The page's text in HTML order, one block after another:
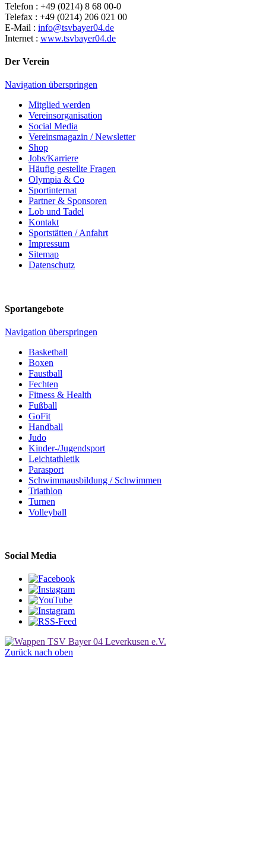
Telefon : +49 (0214) 8 68 00-0
Telefax : +49 (0214) 206 021 00
E-Mail : info@tsvbayer04.de
Internet : www.tsvbayer04.de
Der Verein
Navigation überspringen
Mitglied werden
Vereinsorganisation
Social Media
Vereinsmagazin / Newsletter
Shop
Jobs/Karriere
Häufig gestellte Fragen
Olympia & Co
Sportinternat
Partner & Sponsoren
Lob und Tadel
Kontakt
Sportstätten / Anfahrt
Impressum
Sitemap
Datenschutz
Sportangebote
Navigation überspringen
Basketball
Boxen
Faustball
Fechten
Fitness & Health
Fußball
GoFit
Handball
Judo
Kinder-/Jugendsport
Leichtathletik
Parasport
Schwimmausbildung / Schwimmen
Triathlon
Turnen
Volleyball
Social Media
Zurück nach oben